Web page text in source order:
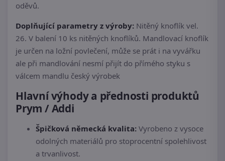
oděvů.
Doplňující parametry z výroby: Nitěný knoflík vel.
26. V balení 10 ks nitěných knoflíků. Mandlovací knoflík
je určen na ložní povlečení, může se prát i na vyvářku
ale při mandlování nesmí přijít do přímého styku s
válcem mandlu český výrobek
Hlavní výhody a přednosti produktů
Prym / Addi
Špičková německá kvalita: Vyrobeno z vysoce
odolných materiálů pro stoprocentní spolehlivost
a trvanlivost.